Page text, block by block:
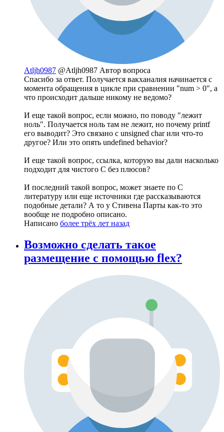
Atljh0987 @Atljh0987 Автор вопроса
Спасибо за ответ. Получается вакханалия начинается с
момента обращения в цикле при сравнении "num > 0", а
что происходит дальше никому не ведомо?
И еще такой вопрос, если можно, по поводу "лежит
ноль". Получается ноль там не лежит, но почему printf
его выводит? Это связано с unsigned char или что-то
другое? Или это опять undefined behavior?
И еще такой вопрос, ссылка, которую вы дали насколько
подходит для чистого C без плюсов?
И последний такой вопрос, может знаете по С
литературу или еще источники где рассказываются
подобные детали? А то у Стивена Парты как-то это
вообще не подробно описано.
Написано более трёх лет назад
Возможно сделать такое
размещение с помощью flex?